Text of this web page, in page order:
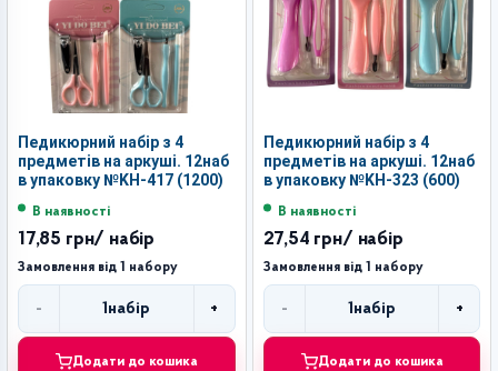
Педикюрний набір з 4
предметів на аркуші. 12наб
в упаковку №KH-417 (1200)
В наявності
17,85 грн/ набір
Замовлення від 1 набору
-
Кількість
1набір +
Додати до кошика
Педикюрний набір з 4
предметів на аркуші. 12наб
в упаковку №KH-323 (600)
В наявності
27,54 грн/ набір
Замовлення від 1 набору
-
Кількість
1набір +
Додати до кошика